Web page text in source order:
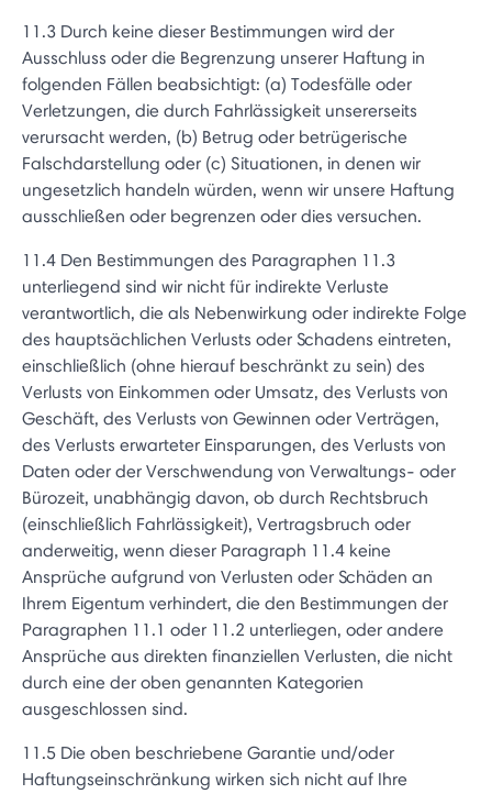
11.3 Durch keine dieser Bestimmungen wird der
Ausschluss oder die Begrenzung unserer Haftung in
folgenden Fällen beabsichtigt: (a) Todesfälle oder
Verletzungen, die durch Fahrlässigkeit unsererseits
verursacht werden, (b) Betrug oder betrügerische
Falschdarstellung oder (c) Situationen, in denen wir
ungesetzlich handeln würden, wenn wir unsere Haftung
ausschließen oder begrenzen oder dies versuchen.
11.4 Den Bestimmungen des Paragraphen 11.3
unterliegend sind wir nicht für indirekte Verluste
verantwortlich, die als Nebenwirkung oder indirekte Folge
des hauptsächlichen Verlusts oder Schadens eintreten,
einschließlich (ohne hierauf beschränkt zu sein) des
Verlusts von Einkommen oder Umsatz, des Verlusts von
Geschäft, des Verlusts von Gewinnen oder Verträgen,
des Verlusts erwarteter Einsparungen, des Verlusts von
Daten oder der Verschwendung von Verwaltungs- oder
Bürozeit, unabhängig davon, ob durch Rechtsbruch
(einschließlich Fahrlässigkeit), Vertragsbruch oder
anderweitig, wenn dieser Paragraph 11.4 keine
Ansprüche aufgrund von Verlusten oder Schäden an
Ihrem Eigentum verhindert, die den Bestimmungen der
Paragraphen 11.1 oder 11.2 unterliegen, oder andere
Ansprüche aus direkten finanziellen Verlusten, die nicht
durch eine der oben genannten Kategorien
ausgeschlossen sind.
11.5 Die oben beschriebene Garantie und/oder
Haftungseinschränkung wirken sich nicht auf Ihre